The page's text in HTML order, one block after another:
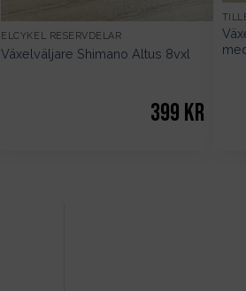
ELCYKEL RESERVDELAR
Växelväljare Shimano Altus 8vxl
399 kr